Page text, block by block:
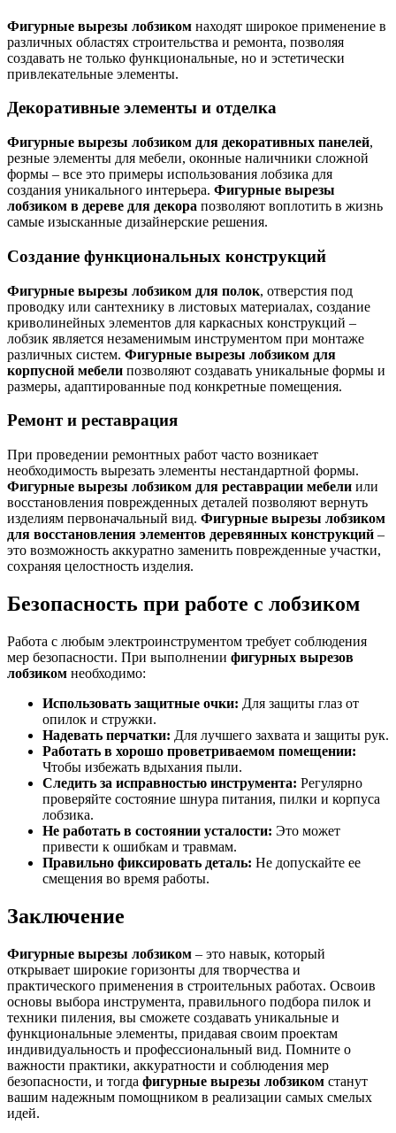
Фигурные вырезы лобзиком находят широкое применение в
различных областях строительства и ремонта, позволяя
создавать не только функциональные, но и эстетически
привлекательные элементы.
Декоративные элементы и отделка
Фигурные вырезы лобзиком для декоративных панелей,
резные элементы для мебели, оконные наличники сложной
формы – все это примеры использования лобзика для
создания уникального интерьера. Фигурные вырезы
лобзиком в дереве для декора позволяют воплотить в жизнь
самые изысканные дизайнерские решения.
Создание функциональных конструкций
Фигурные вырезы лобзиком для полок, отверстия под
проводку или сантехнику в листовых материалах, создание
криволинейных элементов для каркасных конструкций –
лобзик является незаменимым инструментом при монтаже
различных систем. Фигурные вырезы лобзиком для
корпусной мебели позволяют создавать уникальные формы и
размеры, адаптированные под конкретные помещения.
Ремонт и реставрация
При проведении ремонтных работ часто возникает
необходимость вырезать элементы нестандартной формы.
Фигурные вырезы лобзиком для реставрации мебели или
восстановления поврежденных деталей позволяют вернуть
изделиям первоначальный вид. Фигурные вырезы лобзиком
для восстановления элементов деревянных конструкций –
это возможность аккуратно заменить поврежденные участки,
сохраняя целостность изделия.
Безопасность при работе с лобзиком
Работа с любым электроинструментом требует соблюдения
мер безопасности. При выполнении фигурных вырезов
лобзиком необходимо:
Использовать защитные очки: Для защиты глаз от
опилок и стружки.
Надевать перчатки: Для лучшего захвата и защиты рук.
Работать в хорошо проветриваемом помещении:
Чтобы избежать вдыхания пыли.
Следить за исправностью инструмента: Регулярно
проверяйте состояние шнура питания, пилки и корпуса
лобзика.
Не работать в состоянии усталости: Это может
привести к ошибкам и травмам.
Правильно фиксировать деталь: Не допускайте ее
смещения во время работы.
Заключение
Фигурные вырезы лобзиком – это навык, который
открывает широкие горизонты для творчества и
практического применения в строительных работах. Освоив
основы выбора инструмента, правильного подбора пилок и
техники пиления, вы сможете создавать уникальные и
функциональные элементы, придавая своим проектам
индивидуальность и профессиональный вид. Помните о
важности практики, аккуратности и соблюдения мер
безопасности, и тогда фигурные вырезы лобзиком станут
вашим надежным помощником в реализации самых смелых
идей.